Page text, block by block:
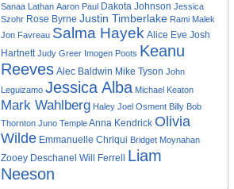
Sanaa Lathan Aaron Paul Dakota Johnson Jessica
Szohr Rose Byrne Justin Timberlake Rami Malek
Jon Favreau Salma Hayek Alice Eve Josh
Hartnett Judy Greer Imogen Poots Keanu
Reeves Alec Baldwin Mike Tyson John
Leguizamo Jessica Alba Michael Keaton
Mark Wahlberg Haley Joel Osment Billy Bob
Thornton Juno TempleAnna Kendrick Olivia
Wilde Emmanuelle Chriqui Bridget Moynahan
Zooey Deschanel Will Ferrell
Liam
Neeson